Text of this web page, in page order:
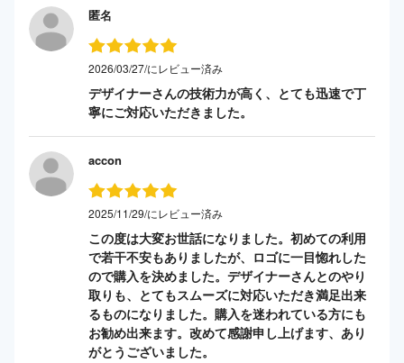
匿名
2026/03/27/にレビュー済み
デザイナーさんの技術力が高く、とても迅速で丁
寧にご対応いただきました。
accon
2025/11/29/にレビュー済み
この度は大変お世話になりました。初めての利用
で若干不安もありましたが、ロゴに一目惚れした
ので購入を決めました。デザイナーさんとのやり
取りも、とてもスムーズに対応いただき満足出来
るものになりました。購入を迷われている方にも
お勧め出来ます。改めて感謝申し上げます、あり
がとうございました。